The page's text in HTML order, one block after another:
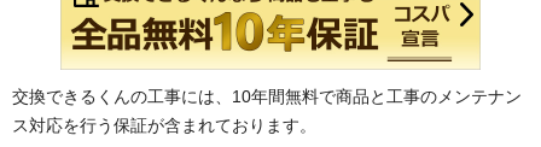
交換できるくんの工事には、10年間無料で商品と工事のメンテナン
ス対応を行う保証が含まれております。